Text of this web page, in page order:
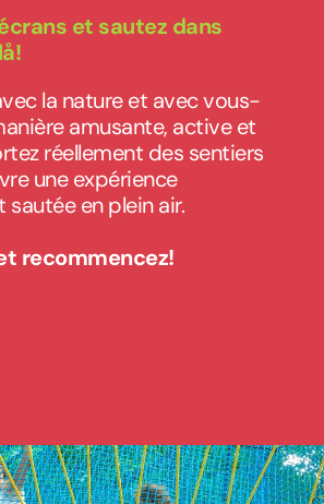
et sautez dans
la nature et avec vous-
amusante, active et
réellement des sentiers
une expérience
en plein air.
recommencez!